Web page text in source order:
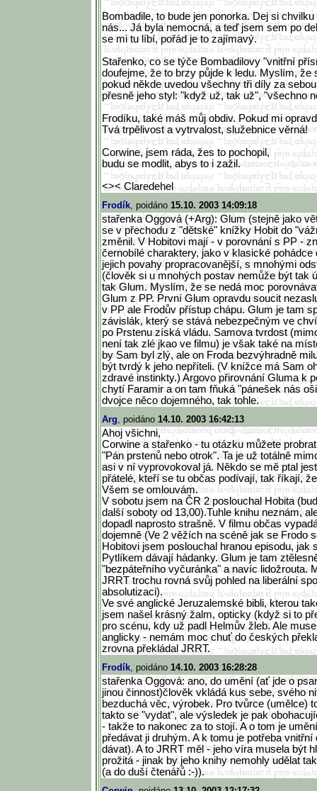
Bombadile, to bude jen ponorka. Dej si
nás... Já byla nemocná, a teď jsem sem po
se mi tu líbí, pořád je to zajímavý.
Stařenko, co se týče Bombadilovy "vnitřní
doufejme, že to brzy půjde k ledu. Myslím, že
pokud někde uvedou všechny tři díly za
přesně jeho styl: "když už, tak už", "všechno
Frodíku, také máš můj obdiv. Pokud mi
Tvá trpělivost a vytrvalost, služebnice věrná!
Corwine, jsem ráda, žes to pochopil,
budu se modlit, abys to i zažil.
<>< Claredehel
Frodík, poidáno 15.10. 2003 14:09:18
stařenka Oggová (+Arg): Glum (stejně jako
se v přechodu z "dětské" knížky Hobit do
změnil. V Hobitovi mají - v porovnání s PP -
černobílé charaktery, jako v klasické pohádce
jejich povahy propracovanější, s mnohými
(člověk si u mnohých postav nemůže být tak
tak Glum. Myslím, že se nedá moc
Glum z PP. První Glum opravdu soucit
v PP ale Frodův přístup chápu. Glum je tam
závislák, který se stává nebezpečným ve
po Prstenu získá vládu. Samova tvrdost
není tak zlé jkao ve filmu) je však také na
by Sam byl zlý, ale on Froda bezvýhradně
být tvrdý k jeho nepříteli. (V knížce má Sam
zdravé instinkty.) Argovo přirovnání Gluma k
chytí Faramir a on tam fňuká "pánešek nás
dvojce něco dojemného, tak tohle.
Arg, poidáno 14.10. 2003 16:42:13
Ahoj všichni,
Corwine a stařenko - tu otázku můžete
"Pán prstenů nebo otrok". Ta je už totálně
asi v ní vyprovokoval já. Někdo se mě ptal
přátelé, kteří se tu občas podívají, tak říkají,
Všem se omlouvám.
V sobotu jsem na ČR 2 poslouchal Hobita
další soboty od 13,00).Tuhle knihu neznám,
dopadl naprosto strašně. V filmu občas
dojemně (Ve 2 věžích na scéně jak se Frodo
Hobitovi jsem poslouchal hranou episodu, jak
Pytlíkem dávají hádanky. Glum je tam
"bezpáteřního vyčuránka" a navíc lidožrouta.
JRRT trochu rovná svůj pohled na liberální
absolutizaci).
Ve své anglické Jeruzalemské bibli, kterou
jsem našel krásný žalm, opticky (když si to
pro scénu, kdy už padl Helmův žleb. Ale
anglicky - nemám moc chuť do českých
zrovna překládal JRRT.
Frodík, poidáno 14.10. 2003 16:28:28
stařenka Oggová: ano, do umění (ať jde o
jinou činnost)člověk vkládá kus sebe, svého
bezduchá věc, výrobek. Pro tvůrce (umělce)
takto se "vydat", ale výsledek je pak
- takže to nakonec za to stojí. A o tom je
předávat ji druhým. A k tomu je potřeba
dávat). A to JRRT měl - jeho víra musela být
prožitá - jinak by jeho knihy nemohly udělat
(a do duší čtenářů :-)).